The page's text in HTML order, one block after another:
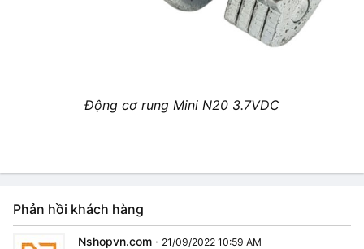
Động cơ rung Mini N20 3.7VDC
Phản hồi khách hàng
Nshopvn.com · 21/09/2022 10:59 AM